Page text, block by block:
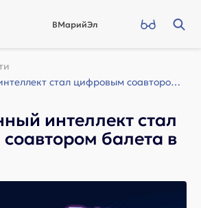
ВМарийЭл
Искусственный интеллект стал цифровым соавтором балета в Марий Эл
интеллект стал
балета в